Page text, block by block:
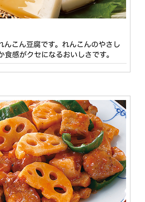
んこん豆腐です。れんこんのやさし
食感がクセになるおいしさです。